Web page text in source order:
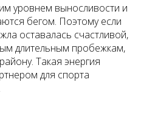
уровнем выносливости и
бегом. Поэтому если
оставалась счастливой,
длительным пробежкам,
Такая энергия
для спорта